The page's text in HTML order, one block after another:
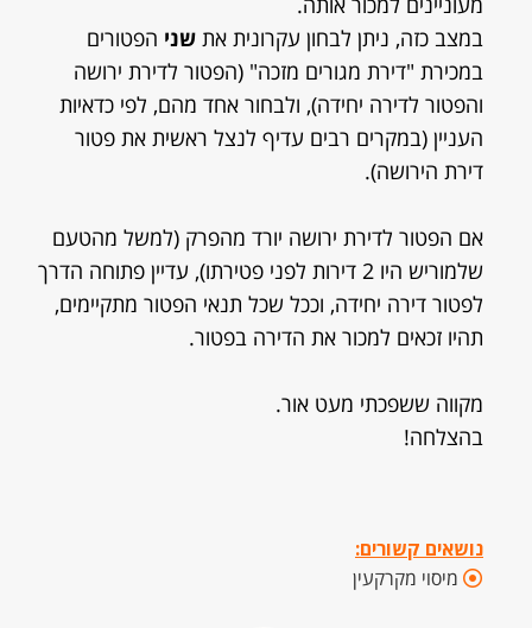
במצב כזה, ניתן לבחון עקרונית את שני הפטורים
במכירת "דירת מגורים מזכה" (הפטור לדירת ירושה
והפטור לדירה יחידה), ולבחור אחד מהם, לפי כדאיות
העניין (במקרים רבים עדיף לנצל ראשית את פטור
דירת הירושה).
אם הפטור לדירת ירושה יורד מהפרק (למשל מהטעם
שלמוריש היו 2 דירות לפני פטירתו), עדיין פתוחה הדרך
לפטור דירה יחידה, וככל שכל תנאי הפטור מתקיימים,
תהיו זכאים למכור את הדירה בפטור.
מקווה ששפכתי מעט אור.
בהצלחה!
נושאים קשורים:
מיסוי מקרקעין